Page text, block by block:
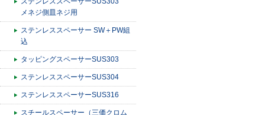
メネジ側皿ネジ用
ステンレススペーサー SW＋PW組
込
タッピングスペーサーSUS303
ステンレススペーサーSUS304
ステンレススペーサーSUS316
スチールスペーサー（三価クロム